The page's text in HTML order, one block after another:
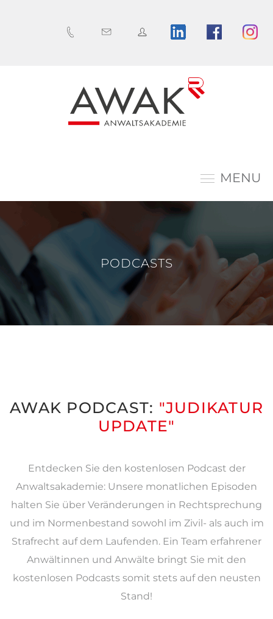
MENU
PODCASTS
AWAK PODCAST: "JUDIKATUR
UPDATE"
Entdecken Sie den kostenlosen Podcast der
Anwaltsakademie: Unsere monatlichen Episoden
halten Sie über Veränderungen in Rechtsprechung
und im Normenbestand sowohl im Zivil- als auch im
Strafrecht auf dem Laufenden. Ein Team erfahrener
Anwältinnen und Anwälte bringt Sie mit den
kostenlosen Podcasts somit stets auf den neusten
Stand!